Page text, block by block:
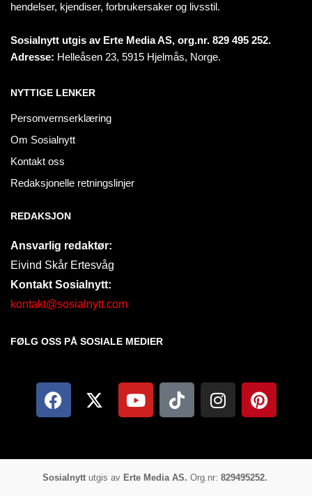
hendelser, kjendiser, forbrukersaker og livsstil.
Sosialnytt utgis av Erte Media AS, org.nr. 829 495 252.
Adresse: Helleåsen 23, 5915 Hjelmås, Norge.
NYTTIGE LENKER
Personvernserklæring
Om Sosialnytt
Kontakt oss
Redaksjonelle retningslinjer
REDAKSJON
Ansvarlig redaktør:
Eivind Skår Ertesvåg
Kontakt Sosialnytt:
kontakt@sosialnytt.com
FØLG OSS PÅ SOSIALE MEDIER​
Sosialnyttutgis av Erte Media AS. Org.nr: 829495252.